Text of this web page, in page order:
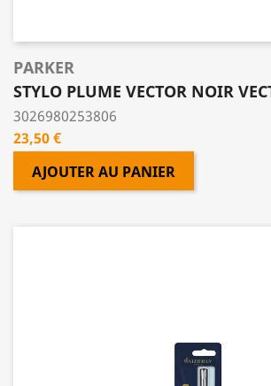
PARKER
STYLO PLUME VECTOR NOIR
3026980253806
Prix
23,50 €
AJOUTER AU PANIER